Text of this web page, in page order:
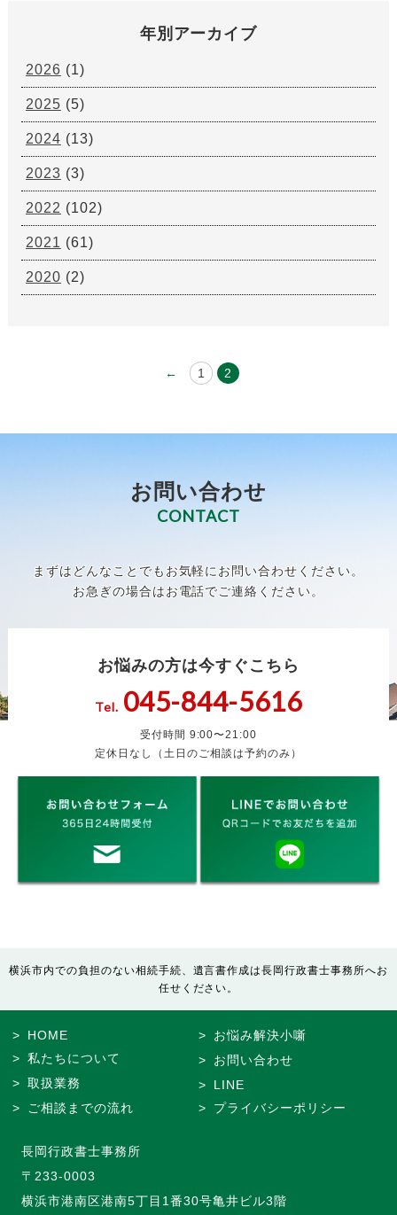
年別アーカイブ
2026 (1)
2025 (5)
2024 (13)
2023 (3)
2022 (102)
2021 (61)
2020 (2)
← 1 2
お問い合わせ
CONTACT
まずはどんなことでもお気軽にお問い合わせください。
お急ぎの場合はお電話でご連絡ください。
お悩みの方は今すぐこちら
Tel. 045-844-5616
受付時間 9:00〜21:00
定休日なし（土日のご相談は予約のみ）
横浜市内での負担のない相続手続、遺言書作成は長岡行政書士事務所へお
任せください。
HOME
私たちについて
取扱業務
ご相談までの流れ
お悩み解決小噺
お問い合わせ
LINE
プライバシーポリシー
長岡行政書士事務所
〒233-0003
横浜市港南区港南5丁目1番30号亀井ビル3階